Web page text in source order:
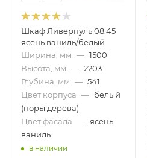
Шкаф Ливерпуль 08.45
ясень ваниль/белый
Ширина, мм — 1500
Высота, мм — 2203
Глубина, мм — 541
Цвет корпуса — белый
(поры дерева)
Цвет фасада — ясень
ваниль
в наличии